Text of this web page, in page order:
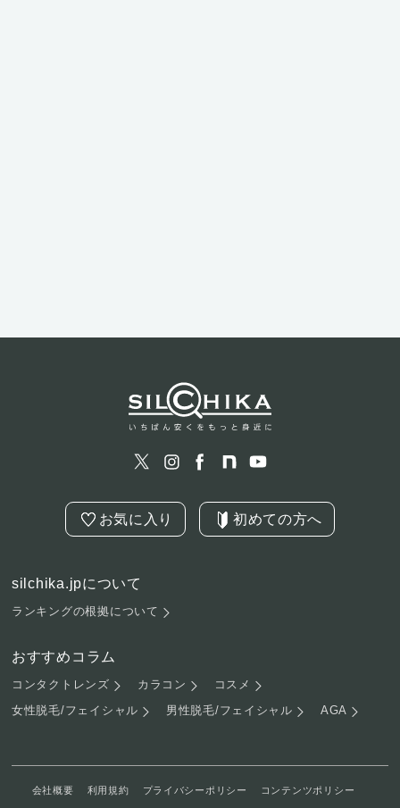
お気に入り 初めての方へ
silchika.jpについて
ランキングの根拠について
おすすめコラム
コンタクトレンズ カラコン
コスメ
女性脱毛/フェイシャル
男性脱毛/フェイシャル AGA
会社概要 利用規約 プライバシーポリシー コンテンツポリシー